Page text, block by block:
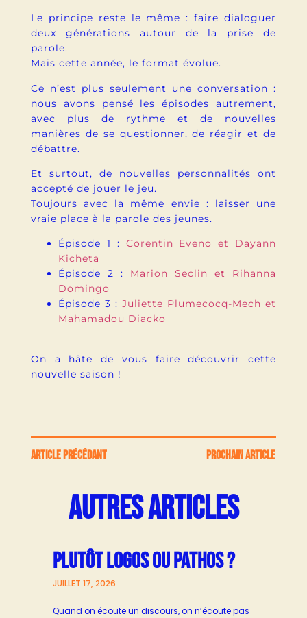
Le principe reste le même : faire dialoguer
deux générations autour de la prise de
parole.
Mais cette année, le format évolue.
Ce n’est plus seulement une conversation :
nous avons pensé les épisodes autrement,
avec plus de rythme et de nouvelles
manières de se questionner, de réagir et de
débattre.
Et surtout, de nouvelles personnalités ont
accepté de jouer le jeu.
Toujours avec la même envie : laisser une
vraie place à la parole des jeunes.
Épisode 1 : Corentin Eveno et Dayann
Kicheta
Épisode 2 : Marion Seclin et Rihanna
Domingo
Épisode 3 :Juliette Plumecocq-Mech et
Mahamadou Diacko
On a hâte de vous faire découvrir cette
nouvelle saison !
ARTICLE PRÉCÉDANT PROCHAIN ARTICLE
AUTRES ARTICLES
PLUTÔT LOGOS OU PATHOS ?
JUILLET 17, 2026
Quand on écoute un discours, on n’écoute pas